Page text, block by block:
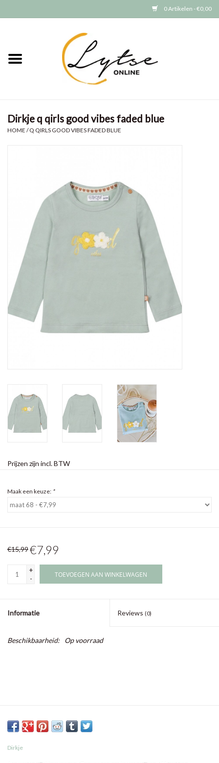
0 Artikelen - €0,00
Meisjes
GRATIS VERZENDEN (vanaf EUR
Dirkje q qirls good vibes faded blue
HOME /Q QIRLS GOOD VIBES FADED BLUE
Prijzen zijn incl. BTW
Maak een keuze: *
€15,99€7,99
+
-
TOEVOEGEN AAN WINKELWAGEN
Informatie Reviews (0)
Beschikbaarheid: Op voorraad
Dirkje